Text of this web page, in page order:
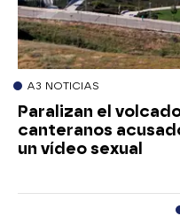
A3 NOTICIAS
Paralizan el
canteranos
un vídeo sexual